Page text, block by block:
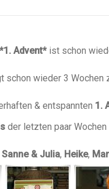
*1. Advent*ist schon
schon wieder 3 Wochen
& entspannten 1.
der letzten paar
Sanne & Julia, Heike,